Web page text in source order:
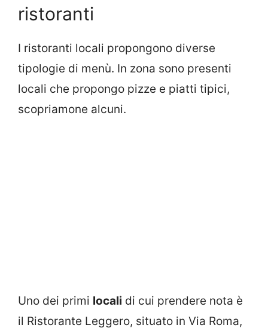
ristoranti
I ristoranti locali propongono diverse
tipologie di menù. In zona sono presenti
locali che propongo pizze e piatti tipici,
scopriamone alcuni.
Uno dei primi locali di cui prendere nota è
il Ristorante Leggero, situato in Via Roma,